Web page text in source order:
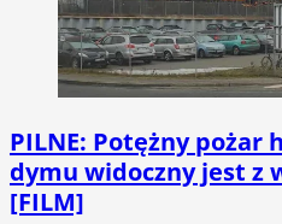
PILNE: Potężny pożar
dymu widoczny jest z
[FILM]